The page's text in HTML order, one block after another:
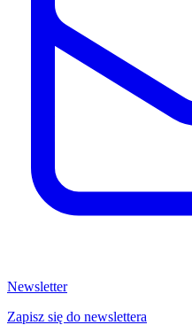
Newsletter
Zapisz się do newslettera